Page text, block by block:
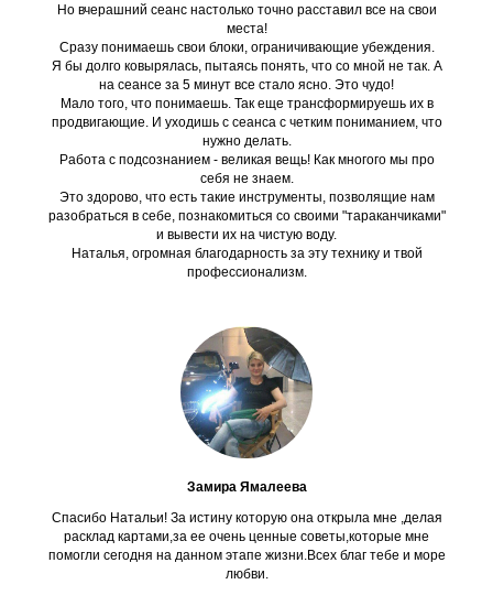
Но вчерашний сеанс настолько точно расставил все на свои
места!
Сразу понимаешь свои блоки, ограничивающие убеждения.
Я бы долго ковырялась, пытаясь понять, что со мной не так. А
на сеансе за 5 минут все стало ясно. Это чудо!
Мало того, что понимаешь. Так еще трансформируешь их в
продвигающие. И уходишь с сеанса с четким пониманием, что
нужно делать.
Работа с подсознанием - великая вещь! Как многого мы про
себя не знаем.
Это здорово, что есть такие инструменты, позволящие нам
разобраться в себе, познакомиться со своими "тараканчиками"
и вывести их на чистую воду.
Наталья, огромная благодарность за эту технику и твой
профессионализм.
Замира Ямалеева‎
Спасибо Натальи! За истину которую она открыла мне ,делая
расклад картами,за ее очень ценные советы,которые мне
помогли сегодня на данном этапе жизни.Всех благ тебе и море
любви.